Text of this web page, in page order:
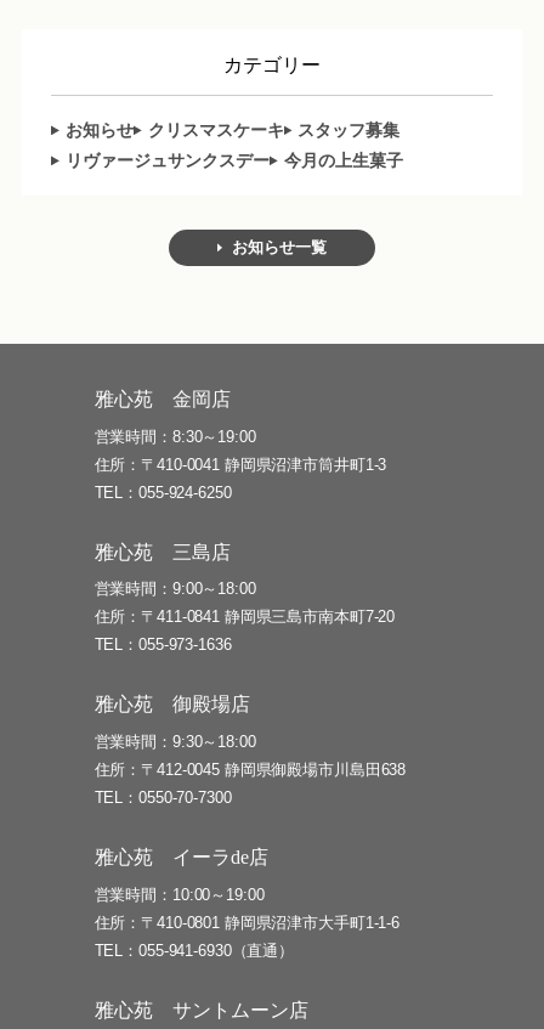
カテゴリー
お知らせ クリスマスケーキ
スタッフ募集
リヴァージュサンクスデー
今月の上生菓子
お知らせ一覧
雅心苑 金岡店
営業時間
8:30～19:00
住所
〒410-0041 静岡県沼津市筒井町1-3
TEL
055-924-6250
雅心苑 三島店
営業時間
9:00～18:00
住所
〒411-0841 静岡県三島市南本町7-20
TEL
055-973-1636
雅心苑 御殿場店
営業時間
9:30～18:00
住所
〒412-0045 静岡県御殿場市川島田638
TEL
0550-70-7300
雅心苑 イーラde店
営業時間
10:00～19:00
住所
〒410-0801 静岡県沼津市大手町1-1-6
TEL
055-941-6930（直通）
雅心苑 サントムーン店